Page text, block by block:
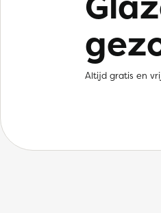
Altijd gratis en